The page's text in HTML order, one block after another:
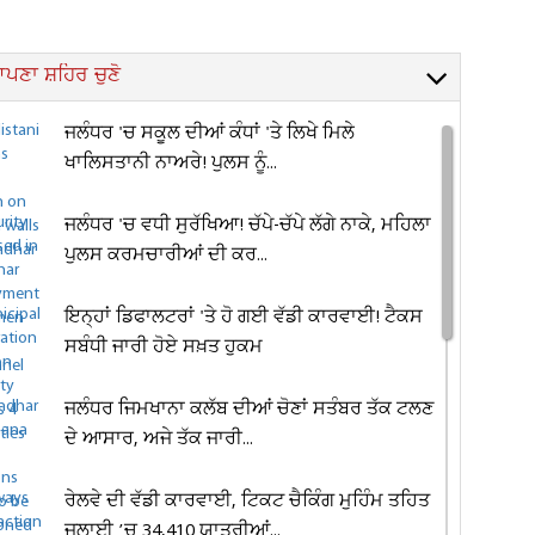
ਸ਼ਹਿਰ ਚੁਣੋ
ਜਲੰਧਰ 'ਚ ਸਕੂਲ ਦੀਆਂ ਕੰਧਾਂ 'ਤੇ ਲਿਖੇ ਮਿਲੇ
ਖਾਲਿਸਤਾਨੀ ਨਾਅਰੇ! ਪੁਲਸ ਨੂੰ...
ਜਲੰਧਰ 'ਚ ਵਧੀ ਸੁਰੱਖਿਆ! ਚੱਪੇ-ਚੱਪੇ ਲੱਗੇ ਨਾਕੇ, ਮਹਿਲਾ
ਪੁਲਸ ਕਰਮਚਾਰੀਆਂ ਦੀ ਕਰ...
ਇਨ੍ਹਾਂ ਡਿਫਾਲਟਰਾਂ 'ਤੇ ਹੋ ਗਈ ਵੱਡੀ ਕਾਰਵਾਈ! ਟੈਕਸ
ਸਬੰਧੀ ਜਾਰੀ ਹੋਏ ਸਖ਼ਤ ਹੁਕਮ
ਜਲੰਧਰ ਜਿਮਖਾਨਾ ਕਲੱਬ ਦੀਆਂ ਚੋਣਾਂ ਸਤੰਬਰ ਤੱਕ ਟਲਣ
ਦੇ ਆਸਾਰ, ਅਜੇ ਤੱਕ ਜਾਰੀ...
ਰੇਲਵੇ ਦੀ ਵੱਡੀ ਕਾਰਵਾਈ, ਟਿਕਟ ਚੈਕਿੰਗ ਮੁਹਿੰਮ ਤਹਿਤ